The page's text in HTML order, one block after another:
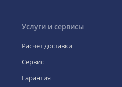
Услуги и сервисы
Расчёт доставки
Сервис
Гарантия